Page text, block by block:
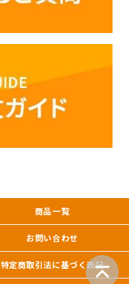
商品一覧
お問い合わせ
特定商取引法に基づく表記